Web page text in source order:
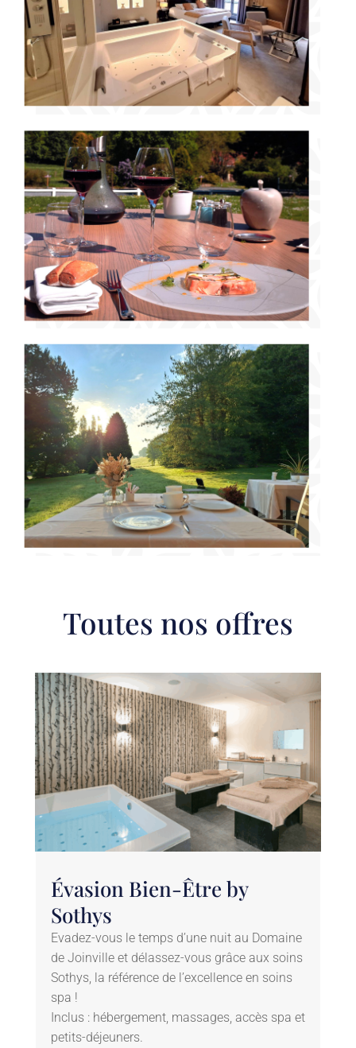
Toutes nos offres
Évasion Bien-Être by
Sothys
Evadez-vous le temps d’une nuit au Domaine
de Joinville et délassez-vous grâce aux soins
Sothys, la référence de l’excellence en soins
spa !
Inclus : hébergement, massages, accès spa et
petits-déjeuners.